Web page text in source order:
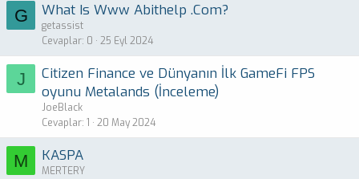
G What Is Www Abithelp .Com?
getassist
Cevaplar 0 25 Eyl 2024
J
Citizen Finance ve Dünyanın İlk GameFi FPS
oyunu Metalands (İnceleme)
JoeBlack
Cevaplar 1 20 May 2024
M KASPA
MERTERY